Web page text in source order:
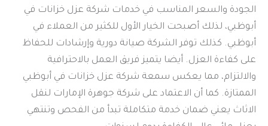
الجودة والسعر المناسب في خدمات شركة عزل خزانات في
أبوظبي، لذلك أصبحت الخيار الأول للكثير من العملاء في
أبوظبي. كذلك توفر الشركة صيانة دورية وإرشادات للحفاظ
على كفاءة العزل. أيضا يتميز فريق العمل بالاحترافية
والالتزام، مما يعكس سمعة شركة عزل خزانات في أبوظبي
الممتازة. كما أن الاعتماد على شركة جوهرة الإمارات لنقل
الاثاث يعني ضمان خدمة متكاملة تبدأ من الفحص وتنتهي